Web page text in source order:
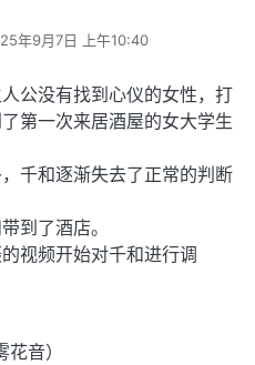
年9月7日 上午10:40
辑
公没有找到心仪的女性，打
第一次来居酒屋的女大学生
千和逐渐失去了正常的判断
到了酒店。
视频开始对千和进行调
音）